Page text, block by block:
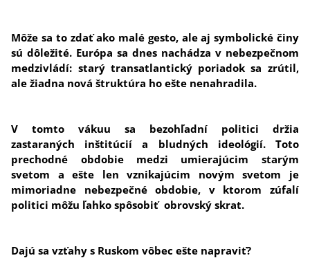
Môže sa to zdať ako malé gesto, ale aj symbolické činy
sú dôležité. Európa sa dnes nachádza v nebezpečnom
medzivládí: starý transatlantický poriadok sa zrútil,
ale žiadna nová štruktúra ho ešte nenahradila.
V tomto vákuu sa bezohľadní politici držia
zastaraných inštitúcií a bludných ideológií. Toto
prechodné obdobie medzi umierajúcim starým
svetom a ešte len vznikajúcim novým svetom je
mimoriadne nebezpečné obdobie, v ktorom zúfalí
politici môžu ľahko spôsobiť obrovský skrat.
Dajú sa vzťahy s Ruskom vôbec ešte napraviť?